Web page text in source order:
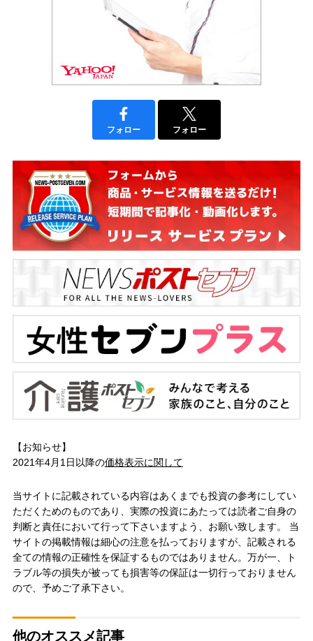
フォロー フォロー
【お知らせ】
2021年4月1日以降の価格表示に関して
当サイトに記載されている内容はあくまでも投資の参考にしてい
ただくためのものであり、実際の投資にあたっては読者ご自身の
判断と責任において行って下さいますよう、お願い致します。 当
サイトの掲載情報は細心の注意を払っておりますが、記載される
全ての情報の正確性を保証するものではありません。万が一、ト
ラブル等の損失が被っても損害等の保証は一切行っておりません
ので、予めご了承下さい。
他のオススメ記事